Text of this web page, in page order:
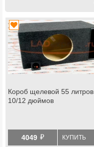
Короб щелевой 55 литров
10/12 дюймов
4049 й КУПИТЬ